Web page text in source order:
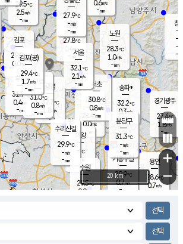
과천
28.4℃
0.0m/s
- mm
용인
28.6℃
0.7m/s
경기광주
27.4℃
1.8m/s
-mm
29.5℃
2.5m/s
-mm
창
-
-m/
-
의왕
- ℃
m/s
mm
김포
29.9℃
0.0 m/s
mm
광명
32.7 ℃
1.8 m/s
-mm
부천
31.9℃
0.4m/s
-mm
구로
31.0℃
0.8m/s
-mm
은평
27.8℃
0.4 m/s
- mm
노원
28.3℃
1.0m/s
-mm
송파*
32.2℃
0.3m/s
-mm
서초
30.8℃
0.8m/s
-mm
0.6m/s
-mm
기흥구갈
29.9℃
0.7m/s
-
수리산길
29.9℃
-m/s
-mm
분당구
31.3℃
-m/s
-mm
27.9℃
-m/s
-mm
김포(공)
29.4℃
1.7m/s
-mm
수원
29.5℃
0.9m/s
서울
32.1℃
2.1 m/s
-mm
+
−
20 km